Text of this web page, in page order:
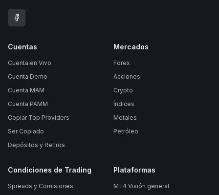
Cuentas
Cuenta en Vivo
Cuenta Demo
Cuenta MAM
Cuenta PAMM
Copiar Top Providers
Ser Copiado
Depósitos y Retiros
Mercados
Forex
Acciones
Crypto
Índices
Metales
Petróleo
Condiciones de Trading
Spreads y Comisiones
Plataformas
MT4 Visión general